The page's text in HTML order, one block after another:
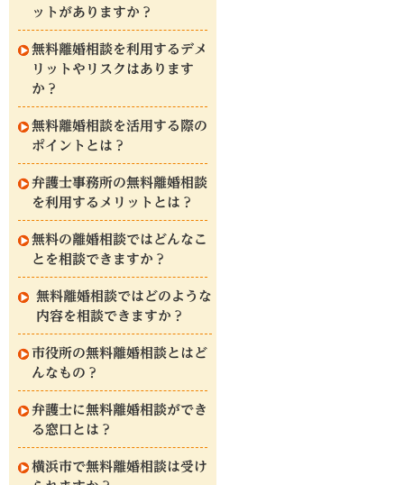
ットがありますか？
無料離婚相談を利用するデメ
リットやリスクはあります
か？
無料離婚相談を活用する際の
ポイントとは？
弁護士事務所の無料離婚相談
を利用するメリットとは？
無料の離婚相談ではどんなこ
とを相談できますか？
無料離婚相談ではどのような
内容を相談できますか？
市役所の無料離婚相談とはど
んなもの？
弁護士に無料離婚相談ができ
る窓口とは？
横浜市で無料離婚相談は受け